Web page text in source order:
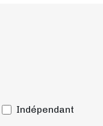
Indépendant